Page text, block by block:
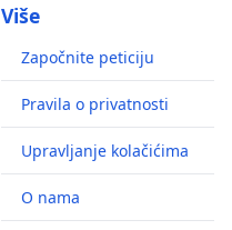
Više
Započnite peticiju
Pravila o privatnosti
Upravljanje kolačićima
O nama